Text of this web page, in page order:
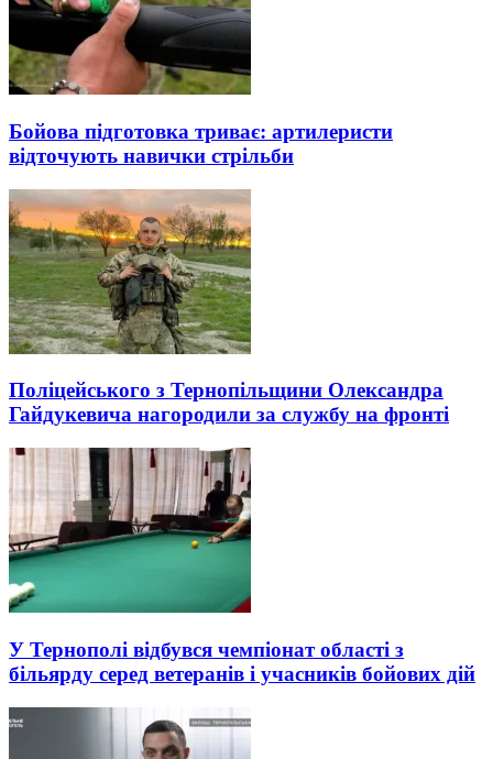
Бойова підготовка триває: артилеристи
відточують навички стрільби
Поліцейського з Тернопільщини Олександра
Гайдукевича нагородили за службу на фронті
У Тернополі відбувся чемпіонат області з
більярду серед ветеранів і учасників бойових дій